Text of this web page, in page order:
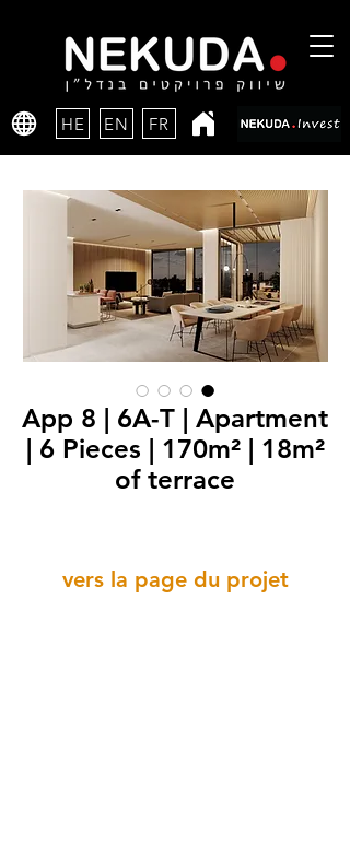
HE EN FR
App 8 | 6A-T | Apartment
| 6 Pieces | 170m² | 18m²
of terrace
vers la page du projet